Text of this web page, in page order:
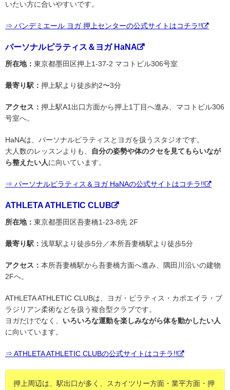
いたい方に合いやすいです。
⇒ バンデミエール ヨガ 押上センターの公式サイトはコチラ!!
パーソナルピラティス＆ヨガ HaNA
所在地： 東京都墨田区押上1-37-2 マコトビル306号室
最寄り駅： 押上駅より徒歩約2〜3分
アクセス： 押上駅A1出口方面から押上1丁目へ進み、マコトビル306
号室へ。
HaNAは、パーソナルピラティスとヨガを扱うスタジオです。
大人数のレッスンよりも、
自分の姿勢や体のクセを見てもらいなが
ら整えたい人に向いています。
⇒ パーソナルピラティス＆ヨガ HaNAの公式サイトはコチラ!!
ATHLETA ATHLETIC CLUB
所在地： 東京都墨田区吾妻橋1-23-8先 2F
最寄り駅： 浅草駅より徒歩5分／本所吾妻橋駅より徒歩5分
アクセス： 本所吾妻橋駅から吾妻橋方面へ進み、隅田川沿いの建物
2Fへ。
ATHLETA ATHLETIC CLUBは、ヨガ・ピラティス・カポエイラ・ブ
ラジリアン柔術などを扱う複合型クラブです。
ヨガだけでなく、 いろいろな運動を楽しみながら体を動かしたい人
に向いています。
⇒ ATHLETA ATHLETIC CLUBの公式サイトはコチラ!!
押上周辺は、駅出口が多く、スカイツリー方面・業平方面・押